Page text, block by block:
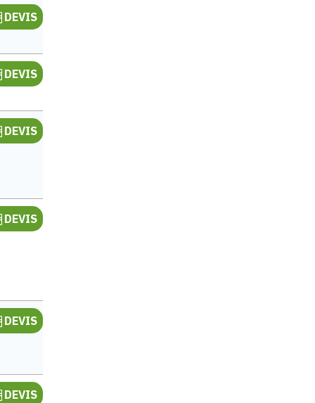
DEVIS
DEVIS
DEVIS
DEVIS
DEVIS
DEVIS